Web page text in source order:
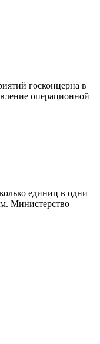
госконцерна в
операционной
единиц в одни
Министерство